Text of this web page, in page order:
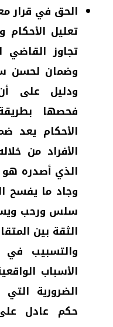
الحق في قرار
تعليل
تجاوز
وضمان لحسن
ودليل على
فحصها
الأحكام يعد
الأفراد من
الذي أصدره هو
وجاد ما يفسح
سلس ورحب
الثقة بين
والتسبيب
الأسباب
الضرورية
حكم عادل